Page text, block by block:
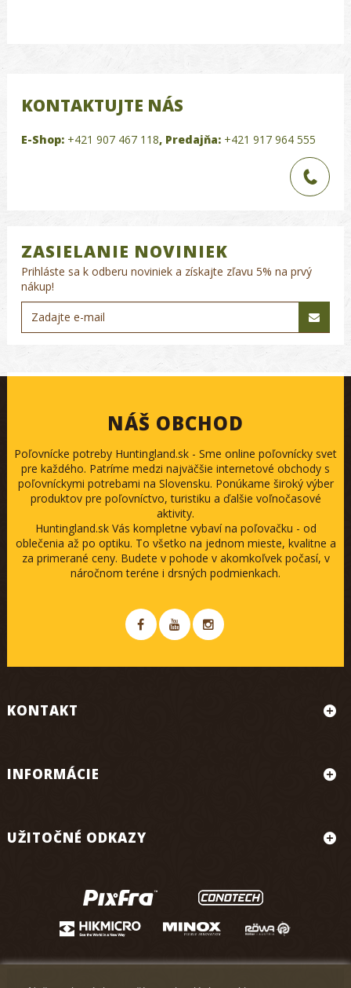
KONTAKTUJTE NÁS
E-Shop: +421 907 467 118, Predajňa: +421 917 964 555
ZASIELANIE NOVINIEK
Prihláste sa k odberu noviniek a získajte zľavu 5% na prvý
nákup!
NÁŠ OBCHOD
Poľovnícke potreby Huntingland.sk - Sme online poľovnícky svet
pre každého. Patríme medzi najväčšie internetové obchody s
poľovníckymi potrebami na Slovensku. Ponúkame široký výber
produktov pre poľovníctvo, turistiku a ďalšie voľnočasové
aktivity.
Huntingland.sk Vás kompletne vybaví na poľovačku - od
oblečenia až po optiku. To všetko na jednom mieste, kvalitne a
za primerané ceny. Budete v pohode v akomkoľvek počasí, v
náročnom teréne i drsných podmienkach.
KONTAKT
INFORMÁCIE
UŽITOČNÉ ODKAZY